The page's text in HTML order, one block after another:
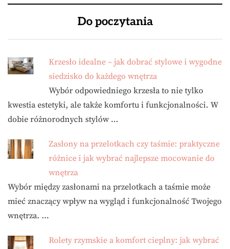
Do poczytania
Krzesło idealne – jak dobrać stylowe i wygodne
siedzisko do każdego wnętrza
Wybór odpowiedniego krzesła to nie tylko
kwestia estetyki, ale także komfortu i funkcjonalności. W
dobie różnorodnych stylów …
Zasłony na przelotkach czy taśmie: praktyczne
różnice i jak wybrać najlepsze mocowanie do
wnętrza
Wybór między zasłonami na przelotkach a taśmie może
mieć znaczący wpływ na wygląd i funkcjonalność Twojego
wnętrza. …
Rolety rzymskie a komfort cieplny: jak wybrać